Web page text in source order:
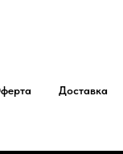
Доставка